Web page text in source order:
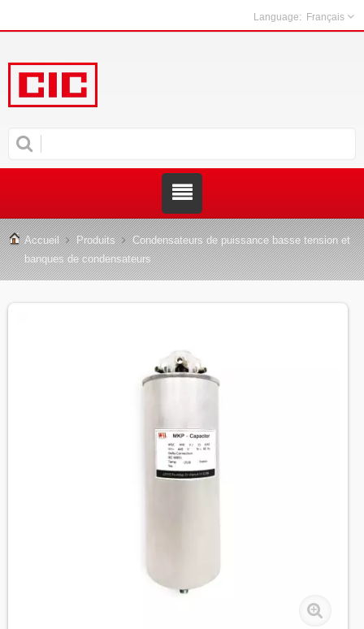
Français
Accueil Produits
Condensateurs de puissance basse tension et
banques de condensateurs